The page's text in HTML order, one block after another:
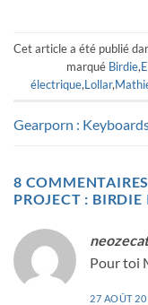
Cet article a été publié
marqué Birdie,
électrique,Lollar,
Gearporn :
8
PROJECT :
neozecat
Pour toi
27 AOÛT